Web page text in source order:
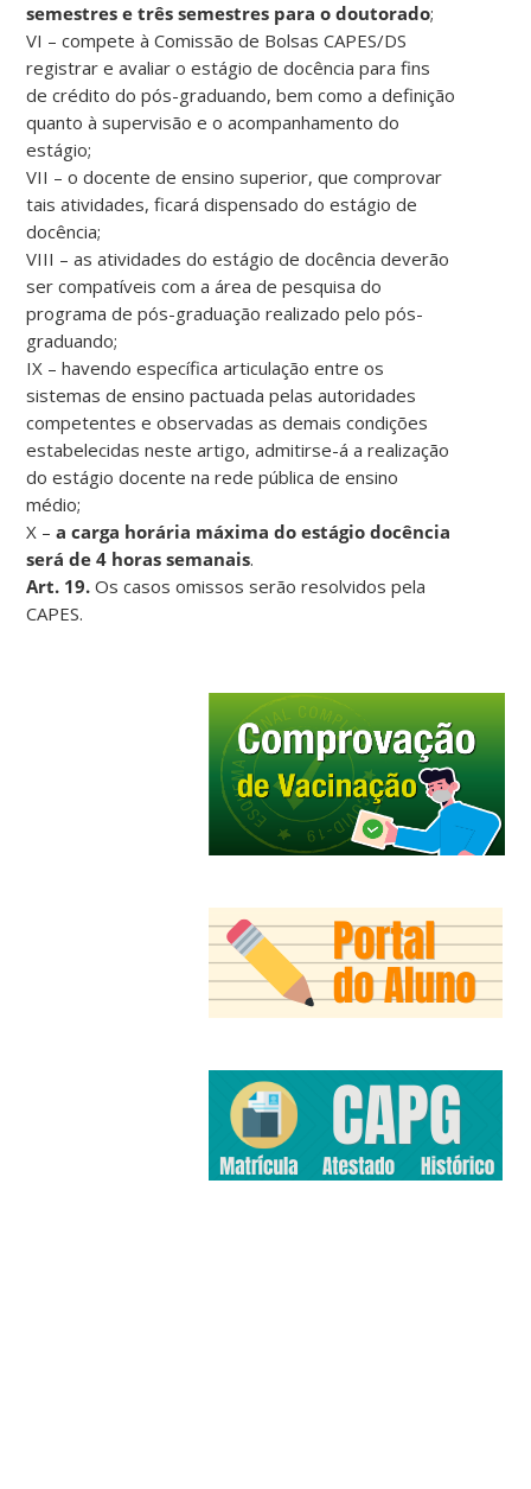
semestres e três semestres para o doutorado;
VI – compete à Comissão de Bolsas CAPES/DS
registrar e avaliar o estágio de docência para fins
de crédito do pós-graduando, bem como a definição
quanto à supervisão e o acompanhamento do
estágio;
VII – o docente de ensino superior, que comprovar
tais atividades, ficará dispensado do estágio de
docência;
VIII – as atividades do estágio de docência deverão
ser compatíveis com a área de pesquisa do
programa de pós-graduação realizado pelo pós-
graduando;
IX – havendo específica articulação entre os
sistemas de ensino pactuada pelas autoridades
competentes e observadas as demais condições
estabelecidas neste artigo, admitirse-á a realização
do estágio docente na rede pública de ensino
médio;
X –a carga horária máxima do estágio docência
será de 4 horas semanais.
Art. 19. Os casos omissos serão resolvidos pela
CAPES.